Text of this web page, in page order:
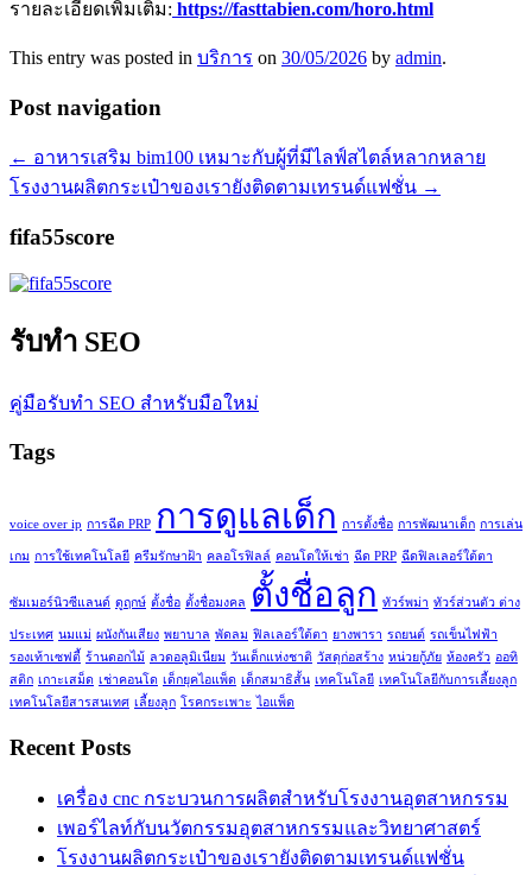
รายละเอียดเพิ่มเติม: https://fasttabien.com/horo.html
This entry was posted in บริการ on 30/05/2026 by admin.
Post navigation
← อาหารเสริม bim100 เหมาะกับผู้ที่มีไลฟ์สไตล์หลากหลาย
โรงงานผลิตกระเป๋าของเรายังติดตามเทรนด์แฟชั่น →
fifa55score
รับทำ SEO
คู่มือรับทำ SEO สำหรับมือใหม่
Tags
voice over ip การฉีด PRP การดูแลเด็ก การตั้งชื่อ การพัฒนาเด็ก การเล่น
เกม การใช้เทคโนโลยี ครีมรักษาฝ้า คลอโรฟิลล์ คอนโดให้เช่า ฉีด PRP ฉีดฟิลเลอร์ใต้ตา
ซัมเมอร์นิวซีแลนด์ ดูฤกษ์ ตั้งชื่อ ตั้งชื่อมงคล ตั้งชื่อลูก ทัวร์พม่า ทัวร์ส่วนตัว ต่าง
ประเทศ นมแม่ ผนังกันเสียง พยาบาล พัดลม ฟิลเลอร์ใต้ตา ยางพารา รถยนต์ รถเข็นไฟฟ้า
รองเท้าเซฟตี้ ร้านดอกไม้ ลวดอลูมิเนียม วันเด็กแห่งชาติ วัสดุก่อสร้าง หน่วยกู้ภัย ห้องครัว ออทิ
สติก เกาะเสม็ด เช่าคอนโด เด็กยุคไอแพ็ด เด็กสมาธิสั้น เทคโนโลยี เทคโนโลยีกับการเลี้ยงลูก
เทคโนโลยีสารสนเทศ เลี้ยงลูก โรคกระเพาะ ไอแพ็ด
Recent Posts
เครื่อง cnc กระบวนการผลิตสำหรับโรงงานอุตสาหกรรม
เพอร์ไลท์กับนวัตกรรมอุตสาหกรรมและวิทยาศาสตร์
โรงงานผลิตกระเป๋าของเรายังติดตามเทรนด์แฟชั่น